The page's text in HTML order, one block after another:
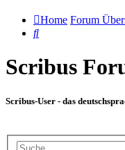
Home Forum
Suche
Scribus
Scribus-User - das